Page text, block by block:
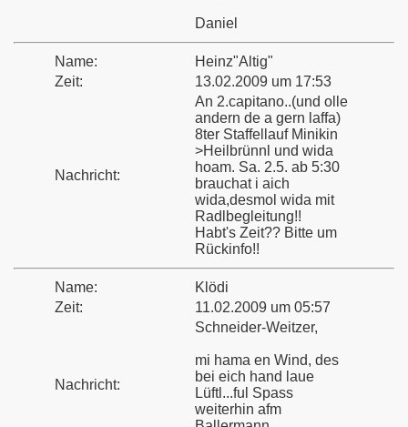
Daniel
Name:
Heinz"Altig"
Zeit:
13.02.2009 um 17:53
Nachricht:
An 2.capitano..(und olle
andern de a gern laffa)
8ter Staffellauf Minikin
>Heilbrünnl und wida
hoam. Sa. 2.5. ab 5:30
brauchat i aich
wida,desmol wida mit
Radlbegleitung!!
Habt's Zeit?? Bitte um
Rückinfo!!
Name:
Klödi
Zeit:
11.02.2009 um 05:57
Nachricht:
Schneider-Weitzer,
mi hama en Wind, des
bei eich hand laue
Lüftl...ful Spass
weiterhin afm